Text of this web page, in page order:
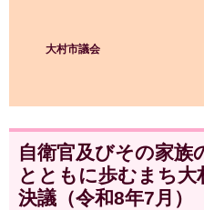
大村市議会
自衛官及びその家族
とともに歩むまち大
決議（令和8年7月）